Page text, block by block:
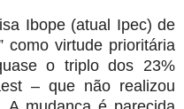
Ibope (atual Ipec) de
como virtude prioritária
o triplo dos 23%
– que não realizou